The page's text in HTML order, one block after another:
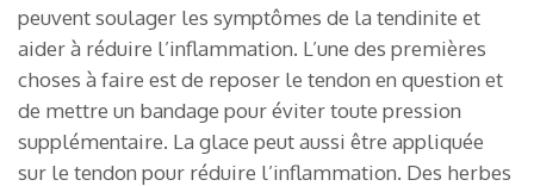
peuvent soulager les symptômes de la tendinite et
aider à réduire l’inflammation. L’une des premières
choses à faire est de reposer le tendon en question et
de mettre un bandage pour éviter toute pression
supplémentaire. La glace peut aussi être appliquée
sur le tendon pour réduire l’inflammation. Des herbes